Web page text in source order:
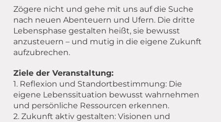
Zögere nicht und gehe mit uns auf die Suche
nach neuen Abenteuern und Ufern. Die dritte
Lebensphase gestalten heißt, sie bewusst
anzusteuern – und mutig in die eigene Zukunft
aufzubrechen.
Ziele der Veranstaltung:
1. Reflexion und Standortbestimmung: Die
eigene Lebenssituation bewusst wahrnehmen
und persönliche Ressourcen erkennen.
2. Zukunft aktiv gestalten: Visionen und